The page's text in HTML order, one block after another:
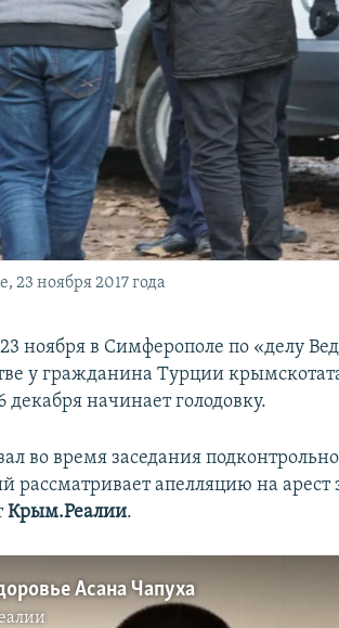
23 ноября 2017 года
ноября в Симферополе по «делу
у гражданина Турции
декабря начинает голодовку.
во время заседания
рассматривает апелляцию на
Крым.Реалии.
Асана Чапуха